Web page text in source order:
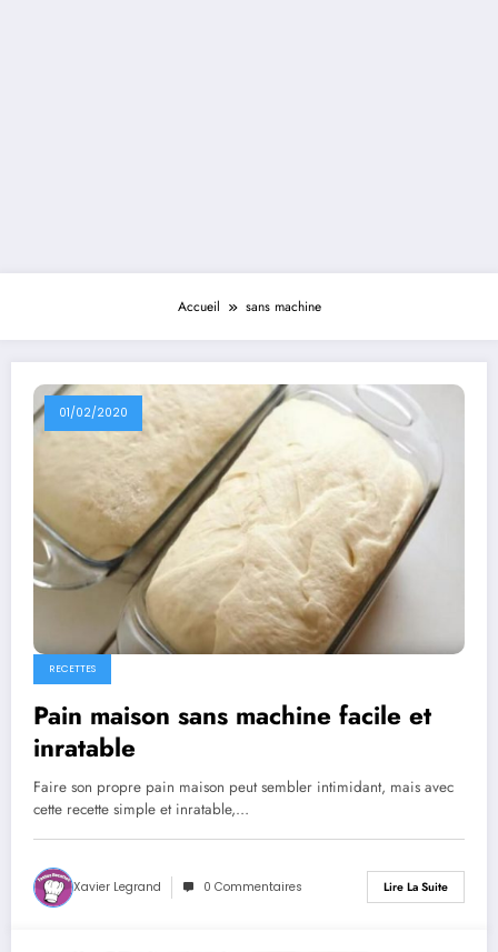
Accueil sans machine
01/02/2020
RECETTES
Pain maison sans machine facile et
inratable
Faire son propre pain maison peut sembler intimidant, mais avec
cette recette simple et inratable,…
Xavier Legrand 0 Commentaires Lire La Suite